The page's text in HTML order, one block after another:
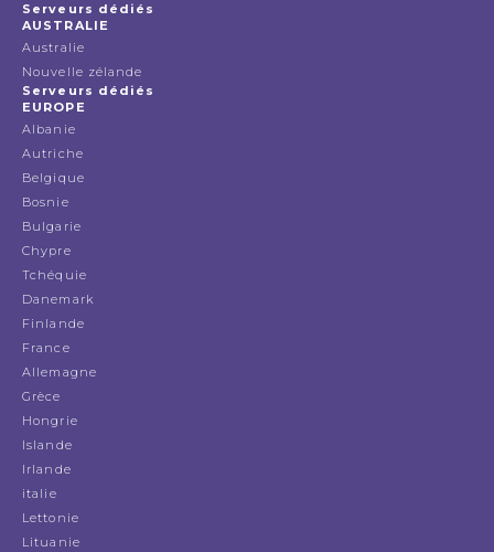
Serveurs dédiés
AUSTRALIE
Australie
Nouvelle zélande
Serveurs dédiés
EUROPE
Albanie
Autriche
Belgique
Bosnie
Bulgarie
Chypre
Tchéquie
Danemark
Finlande
France
Allemagne
Grèce
Hongrie
Islande
Irlande
italie
Lettonie
Lituanie